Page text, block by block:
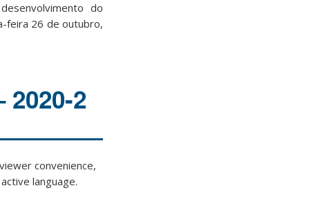
do
feira 26 de outubro,
2020-2
convenience,
language.